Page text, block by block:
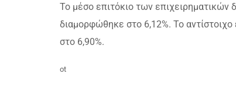
Το μέσο επιτόκιο των
διαμορφώθηκε στο 6,12%. Το
στο 6,90%.
ot